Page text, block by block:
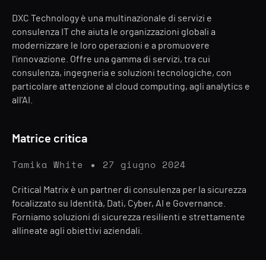
DXC Technology è una multinazionale di servizi e
consulenza IT che aiuta le organizzazioni globali a
modernizzare le loro operazioni e a promuovere
l'innovazione. Offre una gamma di servizi, tra cui
consulenza, ingegneria e soluzioni tecnologiche, con
particolare attenzione al cloud computing, agli analytics e
all'AI.
Matrice critica
Tamika White 27 giugno 2024
Critical Matrix è un partner di consulenza per la sicurezza
focalizzato su Identità, Dati, Cyber, AI e Governance.
Forniamo soluzioni di sicurezza resilienti e strettamente
allineate agli obiettivi aziendali.